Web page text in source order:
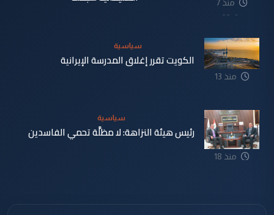
منذ 7
دقيقة
منذ 13
سياسية
الكويت تقرر إغلاق المدرسة الإيرانية
منذ 18
سياسية
رئيس هيئة النزاهة: لا مظلَّة تحمي الفاسدين